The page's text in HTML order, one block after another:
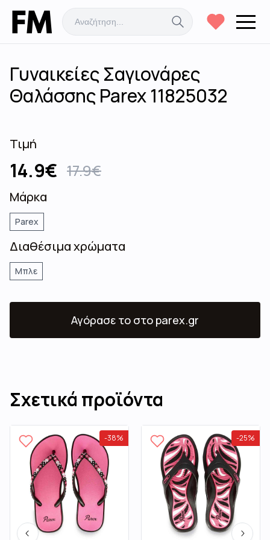
Γυναικείες Σαγιονάρες
Θαλάσσης Parex 11825032
Τιμή
14.9€ 17.9€
Μάρκα
Parex
Διαθέσιμα χρώματα
Μπλε
Αγόρασε το στο parex.gr
Σχετικά προϊόντα
-38% -25%